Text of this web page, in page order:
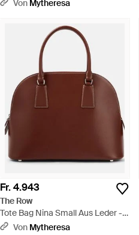
Von Mytheresa
Fr. 4.943
The Row
Tote Bag Nina Small Aus Leder -
Braun
Von Mytheresa